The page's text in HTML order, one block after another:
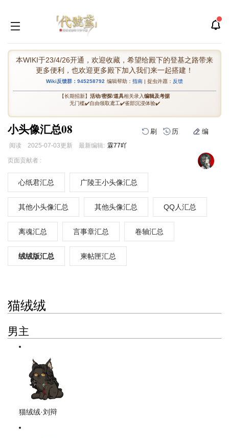
本WIKI于23/4/26开通，欢迎收藏，希望给殿下的登基之路带来
更多便利，也欢迎更多殿下加入我们来一起搭建！
Wiki反馈群：945258792 编辑帮助： 指南 | 捉虫许愿： 反馈
【长期招新】 活动/密探/道具相关录入编辑及考据
无门槛✔️自由领取鸢工✔️雀部沉浸体验✔️
小头像汇总08 刷 历 编
阅读 2025-07-03更新 最新编辑: 霖77吖
跳
跳
页面贡献者 :
心纸君汇总 广陵王小头像汇总
其他小头像汇总 其他头像汇总 QQ人汇总
离魂汇总 言事章汇总 卷轴汇总
绒绒版汇总 柬帖匣汇总
猫绒绒
男主
猫绒绒·刘辩